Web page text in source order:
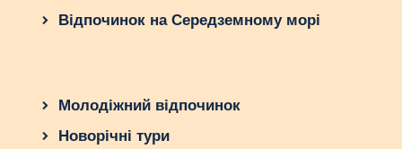
Відпочинок на Середземному морі
Молодіжний відпочинок
Новорічні тури